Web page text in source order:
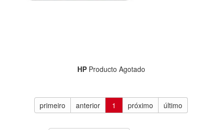
HP Producto Agotado
primeiro anterior 1 próximo último